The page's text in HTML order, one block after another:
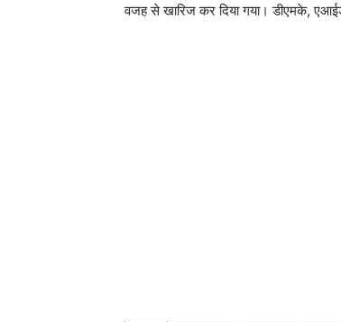
वजह से खारिज कर दिया गया। डीएमके,